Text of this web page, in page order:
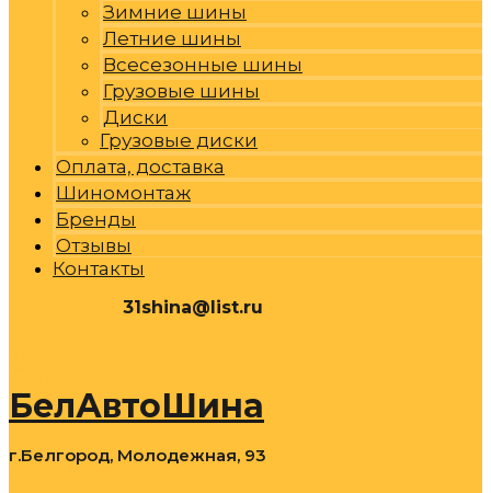
Зимние шины
Летние шины
Всесезонные шины
Грузовые шины
Диски
Грузовые диски
Оплата, доставка
Шиномонтаж
Бренды
Отзывы
Контакты
31shina@list.ru
БелАвтоШина
г.Белгород, Молодежная, 93